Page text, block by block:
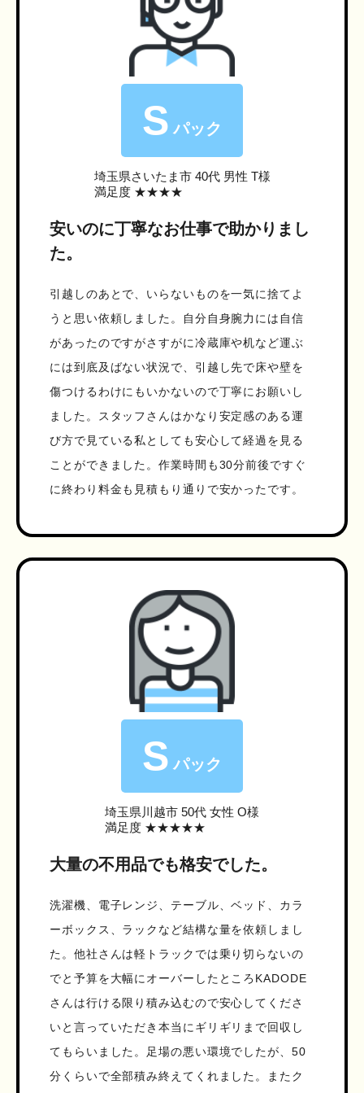
S パック
埼玉県さいたま市40代 男性 T様
満足度 ★★★★
安いのに丁寧なお仕事で助かりまし
た。
引越しのあとで、いらないものを一気に捨てよ
うと思い依頼しました。自分自身腕力には自信
があったのですがさすがに冷蔵庫や机など運ぶ
には到底及ばない状況で、引越し先で床や壁を
傷つけるわけにもいかないので丁寧にお願いし
ました。スタッフさんはかなり安定感のある運
び方で見ている私としても安心して経過を見る
ことができました。作業時間も30分前後ですぐ
に終わり料金も見積もり通りで安かったです。
S パック
埼玉県川越市 50代 女性 O様
満足度 ★★★★★
大量の不用品でも格安でした。
洗濯機、電子レンジ、テーブル、ベッド、カラ
ーボックス、ラックなど結構な量を依頼しまし
た。他社さんは軽トラックでは乗り切らないの
でと予算を大幅にオーバーしたところKADODE
さんは行ける限り積み込むので安心してくださ
いと言っていただき本当にギリギリまで回収し
てもらいました。足場の悪い環境でしたが、50
分くらいで全部積み終えてくれました。またク